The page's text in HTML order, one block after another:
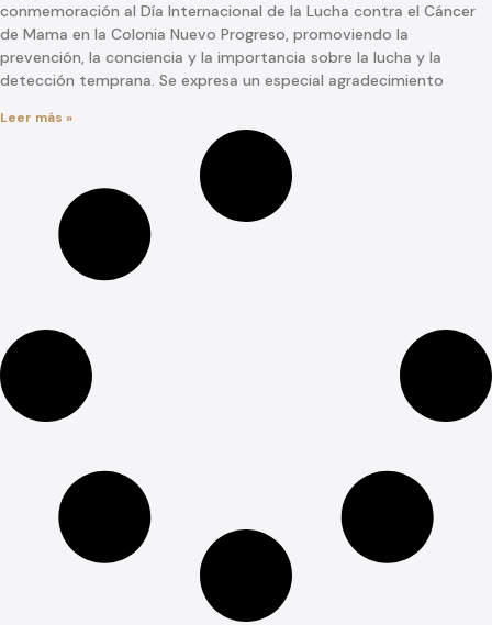
conmemoración al Día Internacional de la Lucha contra el Cáncer
de Mama en la Colonia Nuevo Progreso, promoviendo la
prevención, la conciencia y la importancia sobre la lucha y la
detección temprana. Se expresa un especial agradecimiento
Leer más »